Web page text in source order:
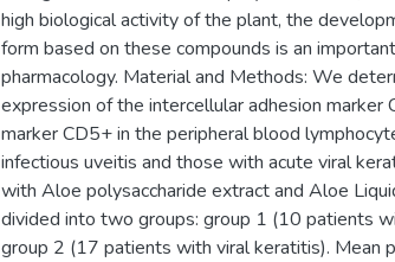
high biological activity of the plant, the
form based on these compounds is an
pharmacology. Material and Methods: We
expression of the intercellular adhesion marker
marker CD5+ in the peripheral blood
infectious uveitis and those with acute viral
with Aloe polysaccharide extract and Aloe
divided into two groups: group 1 (10 patients
group 2 (17 patients with viral keratitis). Mean